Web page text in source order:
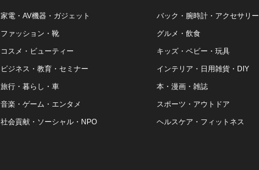
家電・AV機器・ガジェット バック・腕時計・アクセサリー
ファッション・靴 グルメ・飲食
コスメ・ビューティー キッズ・ベビー・玩具
ビジネス・教育・セミナー インテリア・日用雑貨・DIY
旅行・暮らし・車 本・漫画・雑誌
音楽・ゲーム・エンタメ スポーツ・アウトドア
社会貢献・ソーシャル・NPO ヘルスケア・フィットネス